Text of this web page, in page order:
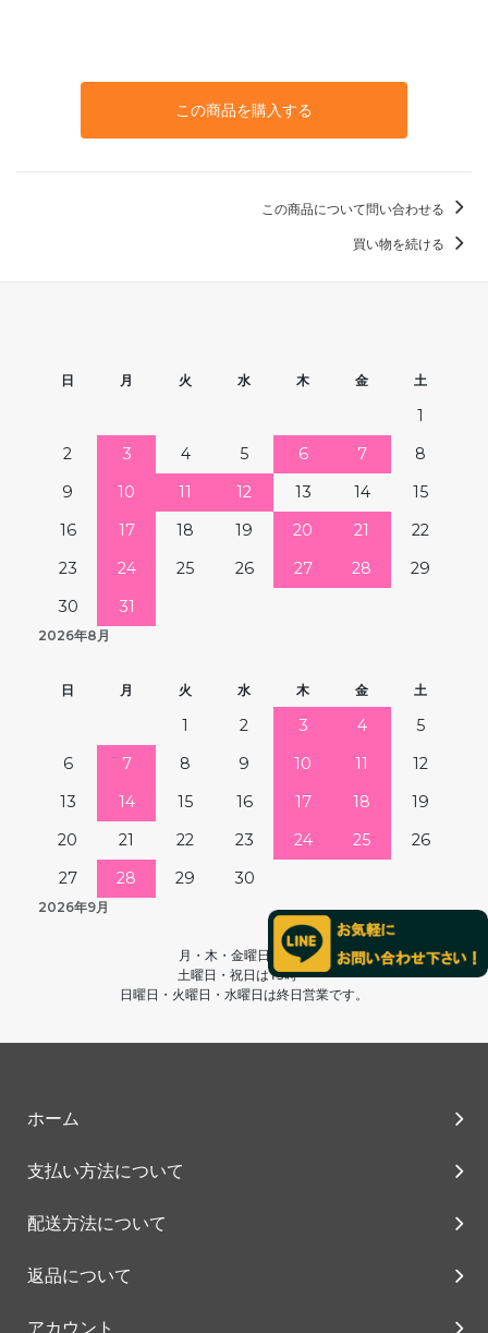
この商品を購入する
この商品について問い合わせる
買い物を続ける
2026年8月
日 月 火 水 木 金 土
1
2
3 4 5 6 7
8
9
10 11 12 13 14
15
16
17 18 19 20 21
22
23
24 25 26 27 28
29
30
31
2026年9月
日 月 火 水 木 金 土
1 2 3 4
5
6
7 8 9 10 11
12
13
14 15 16 17 18
19
20
21 22 23 24 25
26
27
28 29 30
月・木・金曜日は休業
土曜日・祝日は13時～
日曜日・火曜日・水曜日は終日営業です。
ホーム
支払い方法について
配送方法について
返品について
アカウント